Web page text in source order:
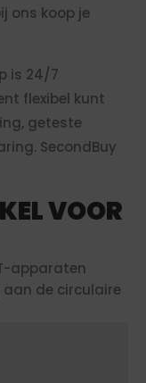
VOOR
apparaten
de circulaire
ons koop je
is 24/7
flexibel kunt
geteste
SecondBuy